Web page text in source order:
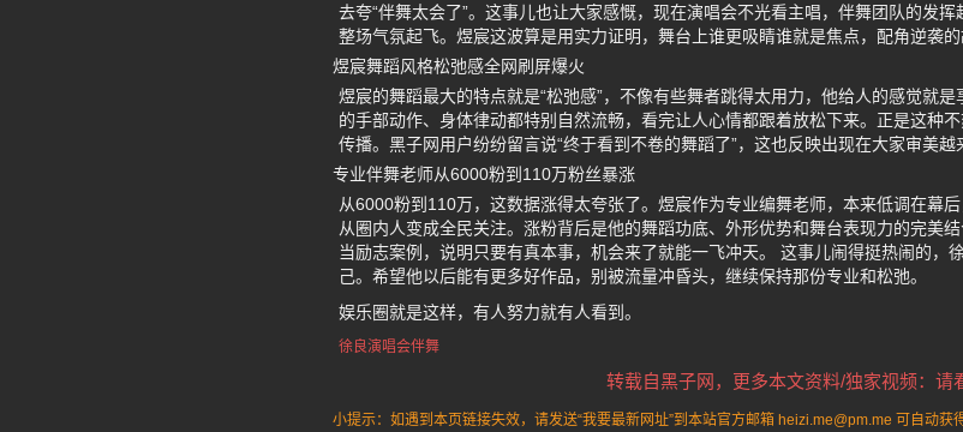
去夸“伴舞太会了”。这事儿也让大家感慨，现在演唱会不光看主唱，伴舞团队的发
整场气氛起飞。煜宸这波算是用实力证明，舞台上谁更吸睛谁就是焦点，配角逆袭的
煜宸舞蹈风格松弛感全网刷屏爆火
煜宸的舞蹈最大的特点就是“松弛感”，不像有些舞者跳得太用力，他给人的感觉就
的手部动作、身体律动都特别自然流畅，看完让人心情都跟着放松下来。正是这种
传播。黑子网用户纷纷留言说“终于看到不卷的舞蹈了”，这也反映出现在大家审美越
专业伴舞老师从6000粉到110万粉丝暴涨
从6000粉到110万，这数据涨得太夸张了。煜宸作为专业编舞老师，本来低调在幕
从圈内人变成全民关注。涨粉背后是他的舞蹈功底、外形优势和舞台表现力的完美
当励志案例，说明只要有真本事，机会来了就能一飞冲天。 这事儿闹得挺热闹的，
己。希望他以后能有更多好作品，别被流量冲昏头，继续保持那份专业和松弛。
娱乐圈就是这样，有人努力就有人看到。
徐良演唱会伴舞
转载自黑子网，更多本文资料/独家视频：请
小提示：如遇到本页链接失效，请发送“我要最新网址”到本站官方邮箱 heizi.me@pm.me 可自动获